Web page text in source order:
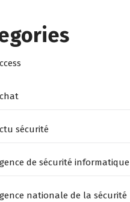
sécurité
de sécurité informatique
nationale de la sécurité